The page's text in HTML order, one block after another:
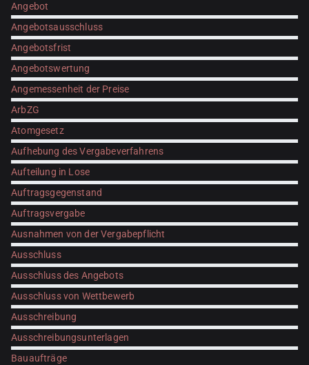
Angebot
Angebotsausschluss
Angebotsfrist
Angebotswertung
Angemessenheit der Preise
ArbZG
Atomgesetz
Aufhebung des Vergabeverfahrens
Aufteilung in Lose
Auftragsgegenstand
Auftragsvergabe
Ausnahmen von der Vergabepflicht
Ausschluss
Ausschluss des Angebots
Ausschluss von Wettbewerb
Ausschreibung
Ausschreibungsunterlagen
Bauaufträge